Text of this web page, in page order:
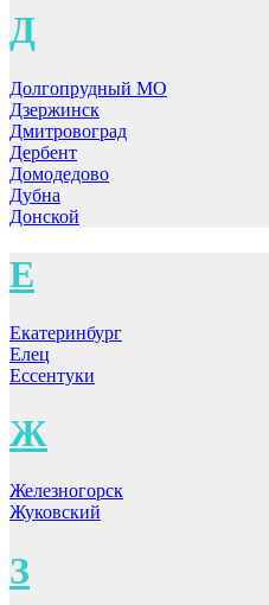
Д
Долгопрудный МО
Дзержинск
Дмитровоград
Дербент
Домодедово
Дубна
Донской
Е
Екатеринбург
Елец
Ессентуки
Ж
Железногорск
Жуковский
З